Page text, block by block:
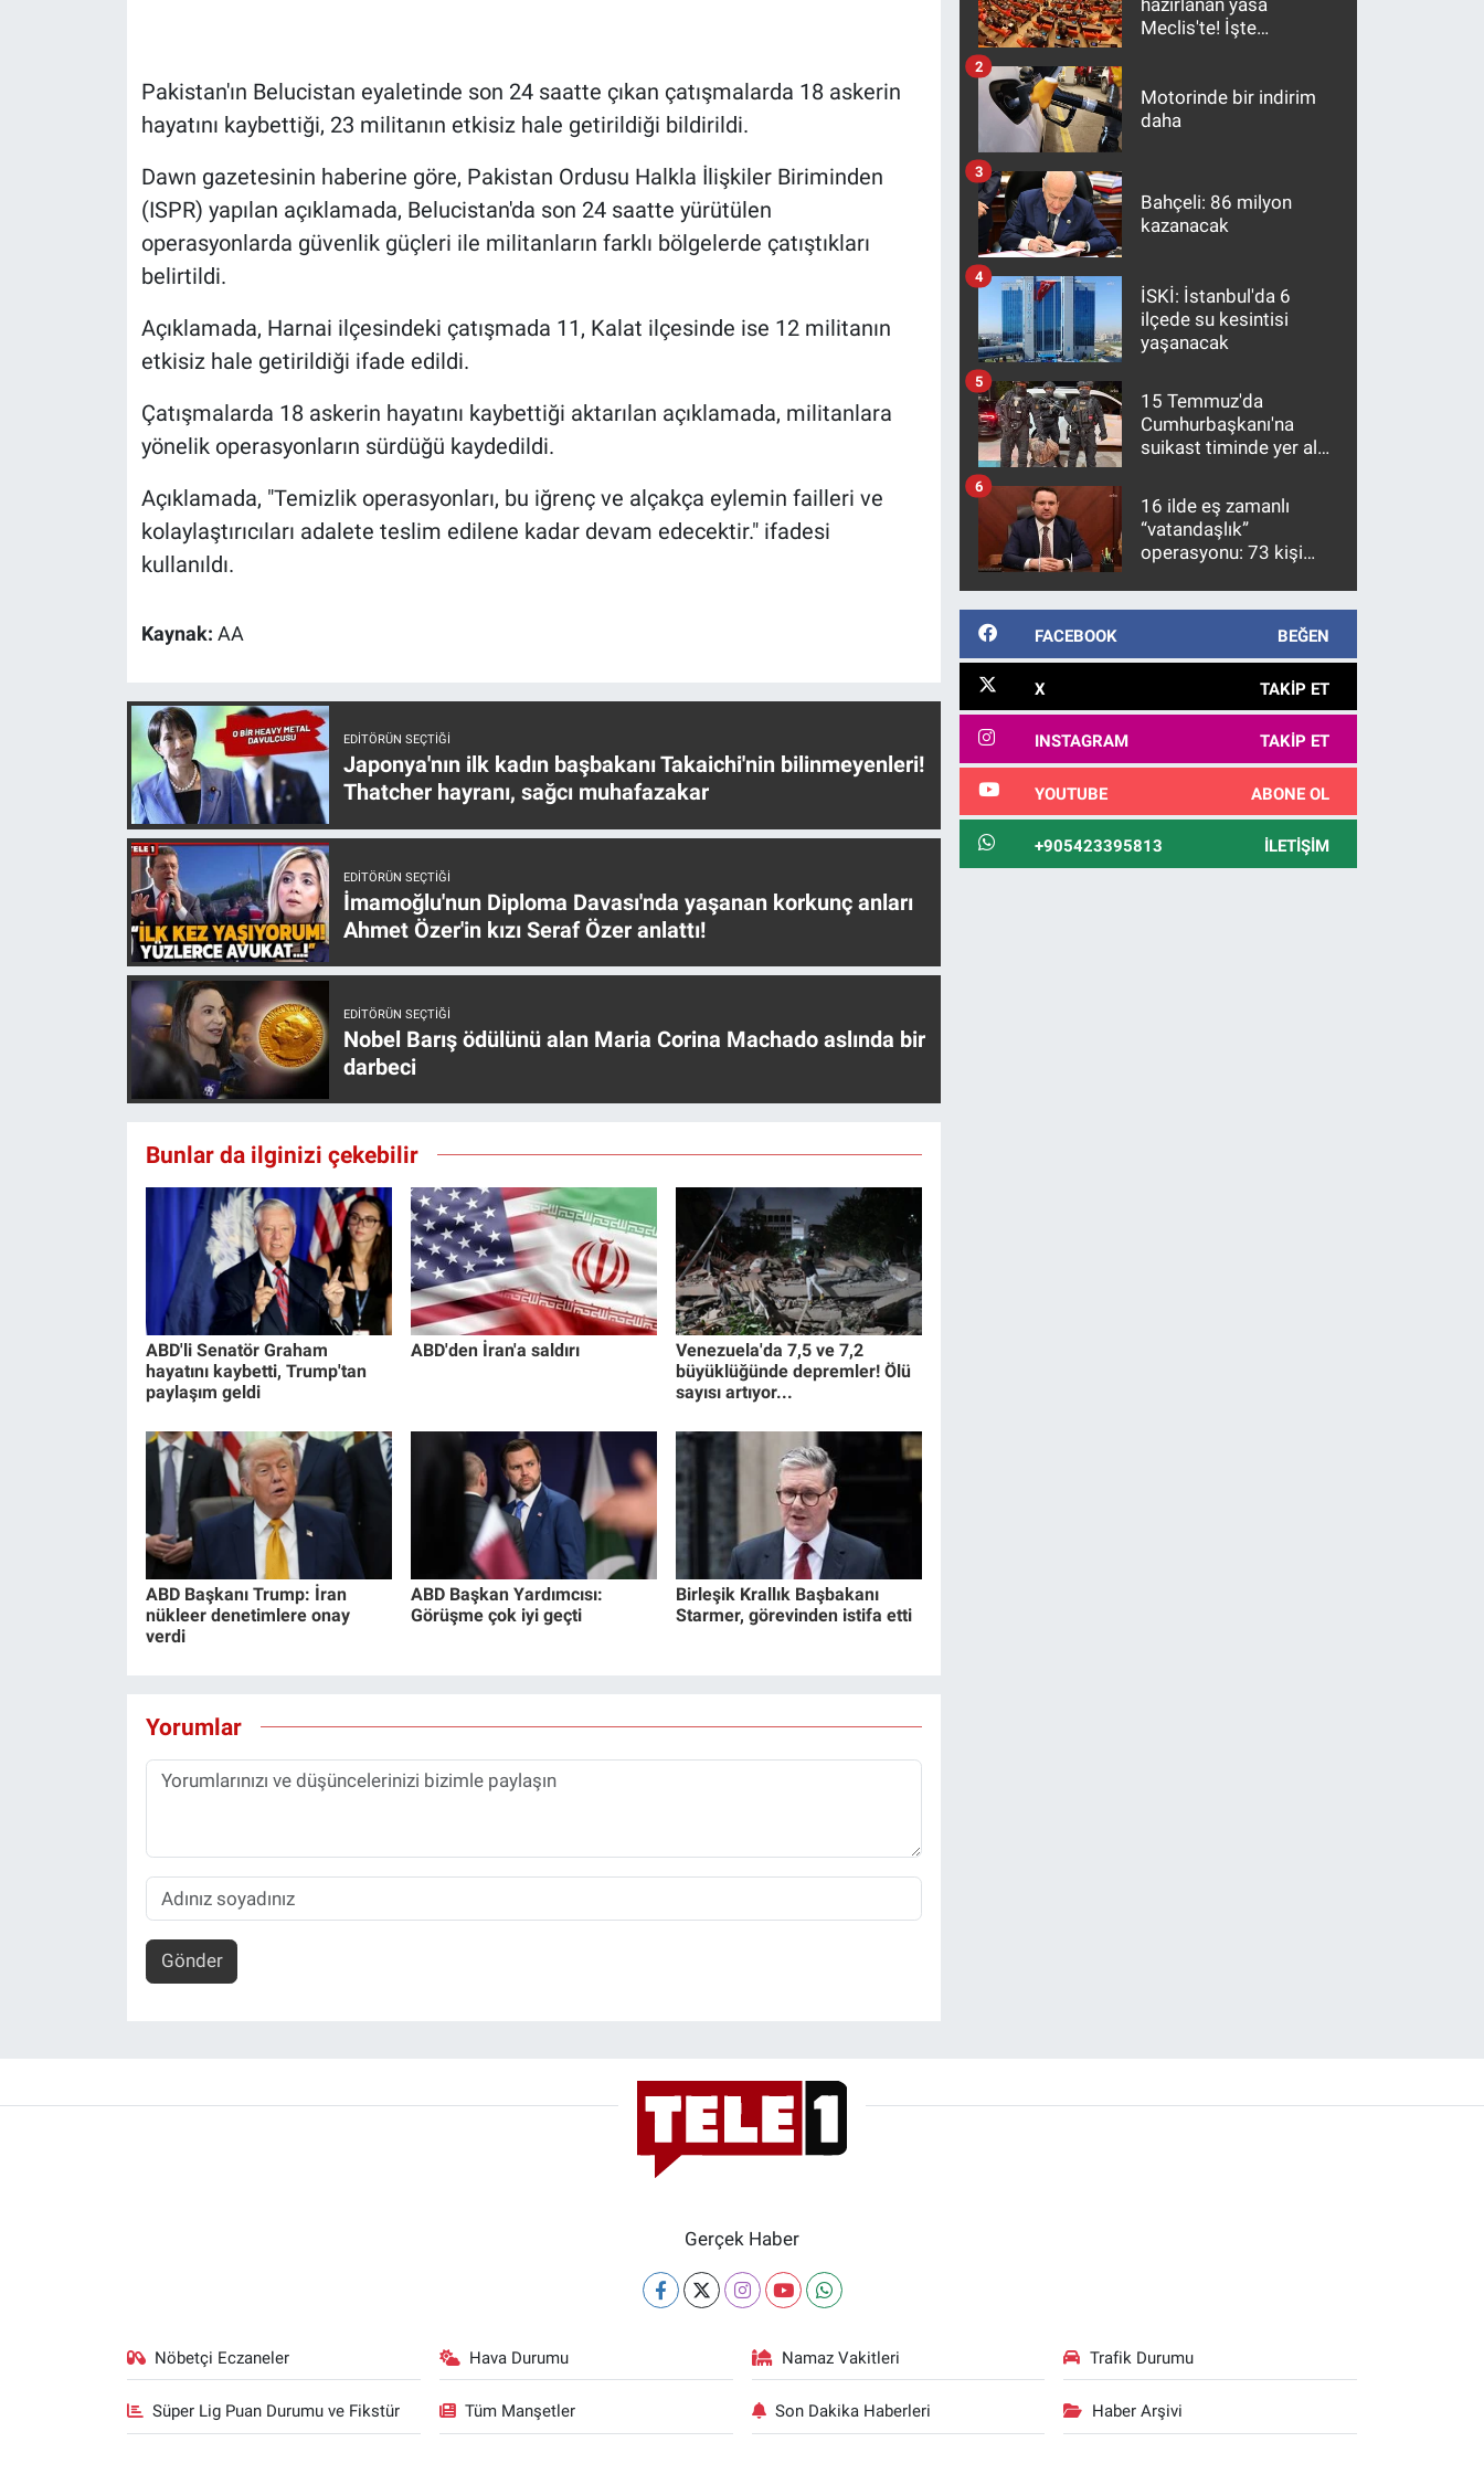
Pakistan'ın Belucistan eyaletinde son 24 saatte çıkan çatışmalarda 18 askerin
hayatını kaybettiği, 23 militanın etkisiz hale getirildiği bildirildi.
Dawn gazetesinin haberine göre, Pakistan Ordusu Halkla İlişkiler Biriminden
(ISPR) yapılan açıklamada, Belucistan'da son 24 saatte yürütülen
operasyonlarda güvenlik güçleri ile militanların farklı bölgelerde çatıştıkları
belirtildi.
Açıklamada, Harnai ilçesindeki çatışmada 11, Kalat ilçesinde ise 12 militanın
etkisiz hale getirildiği ifade edildi.
Çatışmalarda 18 askerin hayatını kaybettiği aktarılan açıklamada, militanlara
yönelik operasyonların sürdüğü kaydedildi.
Açıklamada, "Temizlik operasyonları, bu iğrenç ve alçakça eylemin failleri ve
kolaylaştırıcıları adalete teslim edilene kadar devam edecektir." ifadesi
kullanıldı.
Kaynak: AA
EDITÖRÜN SEÇTIĞI
Japonya'nın ilk kadın başbakanı Takaichi'nin bilinmeyenleri!
Thatcher hayranı, sağcı muhafazakar
EDITÖRÜN SEÇTIĞI
İmamoğlu'nun Diploma Davası'nda yaşanan korkunç anları
Ahmet Özer'in kızı Seraf Özer anlattı!
EDITÖRÜN SEÇTIĞI
Nobel Barış ödülünü alan Maria Corina Machado aslında bir
darbeci
Bunlar da ilginizi çekebilir
ABD'li Senatör Graham
hayatını kaybetti, Trump'tan
paylaşım geldi
ABD'den İran'a saldırı
Venezuela'da 7,5 ve 7,2
büyüklüğünde depremler! Ölü
sayısı artıyor...
ABD Başkanı Trump: İran
nükleer denetimlere onay
verdi
ABD Başkan Yardımcısı:
Görüşme çok iyi geçti
Birleşik Krallık Başbakanı
Starmer, görevinden istifa etti
Yorumlar
Gönder
Meclis'te! İşte
Motorinde bir indirim
daha
2
Bahçeli: 86 milyon
kazanacak
3
İSKİ: İstanbul'da 6
ilçede su kesintisi
yaşanacak
4
15 Temmuz'da
Cumhurbaşkanı'na
suikast timinde yer alan
10 yıl sonra yakalandı
5
16 ilde eş zamanlı
“vatandaşlık”
operasyonu: 73 kişi
6
FACEBOOK BEĞEN
X TAKIP ET
INSTAGRAM TAKIP ET
YOUTUBE ABONE OL
+905423395813 İLETIŞIM
Gerçek Haber
Nöbetçi Eczaneler Hava Durumu Namaz Vakitleri Trafik Durumu
Süper Lig Puan Durumu ve Fikstür Tüm Manşetler Son Dakika Haberleri Haber Arşivi
Koronavirüs
Ne demişti
Teknoloji
Türkiye'nin Geleceği
Türkiye'nin Gündemi
Yerel Gündem
Yerel Yaşam
Canlı Yayın